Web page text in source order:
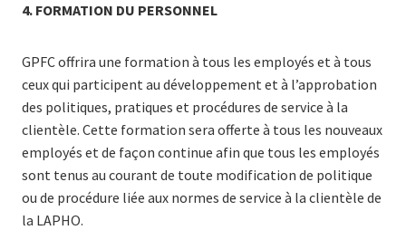
4. FORMATION DU PERSONNEL
GPFC offrira une formation à tous les employés et à tous
ceux qui participent au développement et à l’approbation
des politiques, pratiques et procédures de service à la
clientèle. Cette formation sera offerte à tous les nouveaux
employés et de façon continue afin que tous les employés
sont tenus au courant de toute modification de politique
ou de procédure liée aux normes de service à la clientèle de
la LAPHO.